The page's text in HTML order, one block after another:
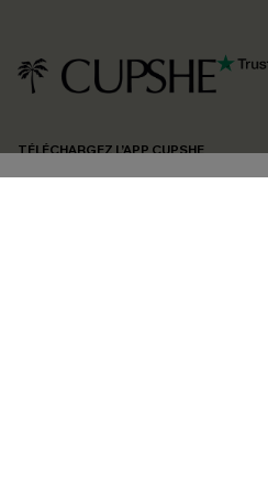
TÉLÉCHARGEZ L’APP CUPSHE
produits susceptibles de vous
confidentialité
. Vous pouvez vous